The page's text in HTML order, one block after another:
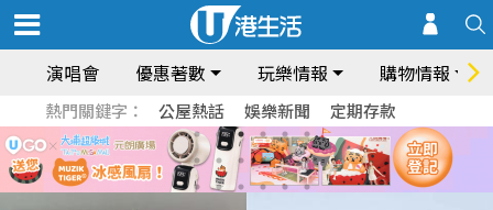
演唱會 優惠著數 玩樂情報 購物情報
熱門關鍵字： 公屋熱話 娛樂新聞 定期存款